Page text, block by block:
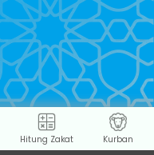
Hitung Zakat Kurban